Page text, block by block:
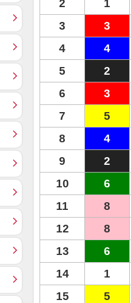
2 1
3
3
4
4
5
2
6
3
7
5
8
4
9
2
10
6
11
8
12
8
13
6
14
1
15
5